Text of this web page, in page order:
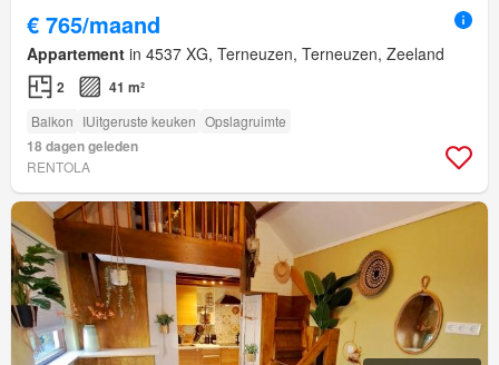
€ 765/maand
Appartement in 4537 XG, Terneuzen, Terneuzen, Zeeland
2 41 m²
Balkon IUitgeruste keuken Opslagruimte
18 dagen geleden
RENTOLA